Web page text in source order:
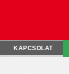
KAPCSOLAT